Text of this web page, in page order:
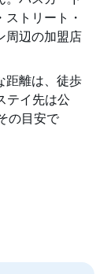
トリート・
周辺の加盟店
距離は、徒歩
テイ先は公
の目安で